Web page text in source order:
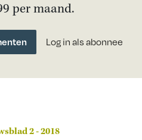
per maand.
Log in als abonnee
2 - 2018